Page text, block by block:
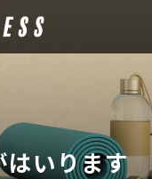
はいります